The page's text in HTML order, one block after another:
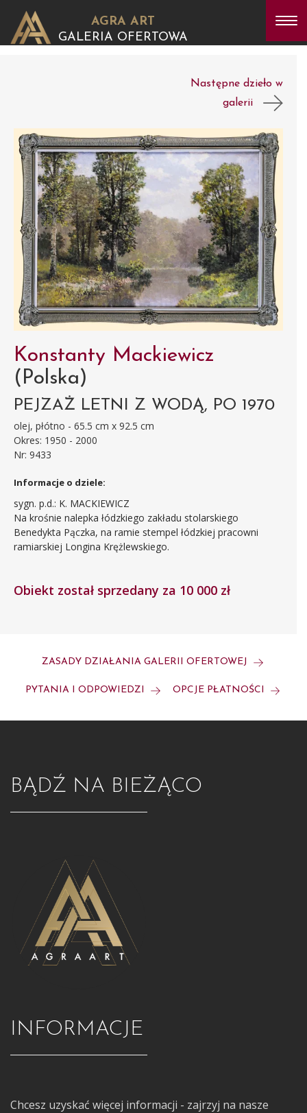
AGRA ART
GALERIA OFERTOWA
Następne dzieło w
galerii
Konstanty Mackiewicz
(Polska)
PEJZAŻ LETNI Z WODĄ, PO 1970
olej, płótno - 65.5 cm x 92.5 cm
Okres: 1950 - 2000
Nr: 9433
Informacje o dziele:
sygn. p.d.: K. MACKIEWICZ
Na krośnie nalepka łódzkiego zakładu stolarskiego
Benedykta Pączka, na ramie stempel łódzkiej pracowni
ramiarskiej Longina Krężlewskiego.
Obiekt został sprzedany za 10 000 zł
ZASADY DZIAŁANIA GALERII OFERTOWEJ
PYTANIA I ODPOWIEDZI OPCJE PŁATNOŚCI
BĄDŹ NA BIEŻĄCO
INFORMACJE
Chcesz uzyskać więcej informacji - zajrzyj na nasze